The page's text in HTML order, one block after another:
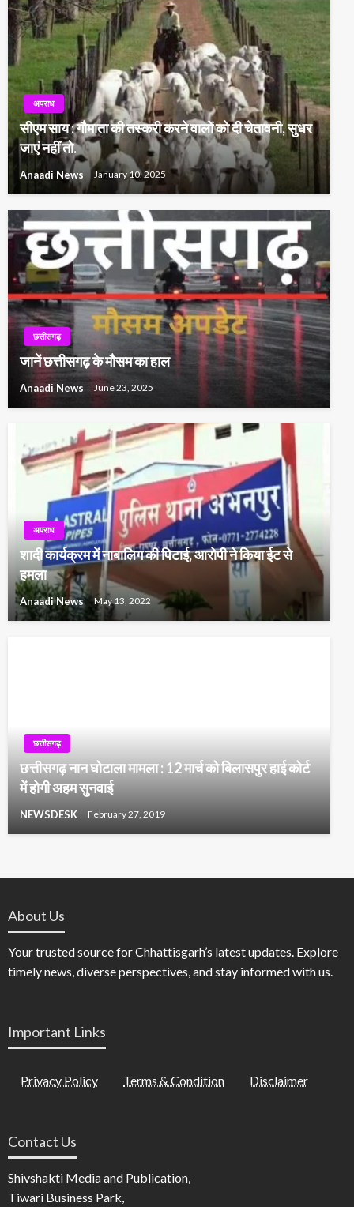
अपराध
सीएम साय : गौमाता की तस्करी करने वालों को दी चेतावनी, सुधर
जाएं नहीं तो.
Anaadi News January 10, 2025
छत्तीसगढ़
जानें छत्तीसगढ़ के मौसम का हाल
Anaadi News June 23, 2025
अपराध
शादी कार्यक्रम में नाबालिग की पिटाई, आरोपी ने किया ईट से
हमला
Anaadi News May 13, 2022
छत्तीसगढ़
छत्तीसगढ़ नान घोटाला मामला : 12 मार्च को बिलासपुर हाई कोर्ट
में होगी अहम सुनवाई
NEWSDESK February 27, 2019
About Us
Your trusted source for Chhattisgarh’s latest updates. Explore
timely news, diverse perspectives, and stay informed with us.
Important Links
Privacy Policy Terms & Condition Disclaimer
Contact Us
Shivshakti Media and Publication,
Tiwari Business Park,